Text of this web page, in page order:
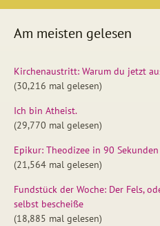
Am meisten gelesen
Kirchenaustritt: Warum du jetzt
(30,216 mal gelesen)
Ich bin Atheist.
(29,770 mal gelesen)
Epikur: Theodizee in 90 Sekunden
(21,564 mal gelesen)
Fundstück der Woche: Der Fels,
selbst bescheiße
(18,885 mal gelesen)